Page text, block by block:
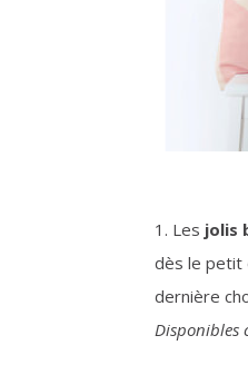
1. Les jolis
dès le petit
dernière
Disponibles